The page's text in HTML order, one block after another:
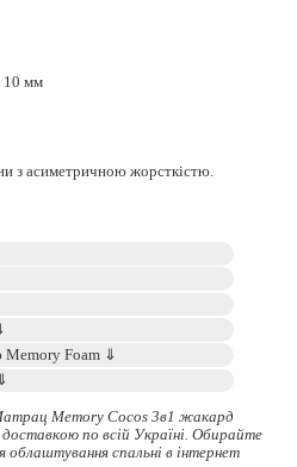
10 мм
з асиметричною жорсткістю.
Memory Cocos 3в1 жакард
по всій Україні. Обирайте
облаштування спальні в інтернет